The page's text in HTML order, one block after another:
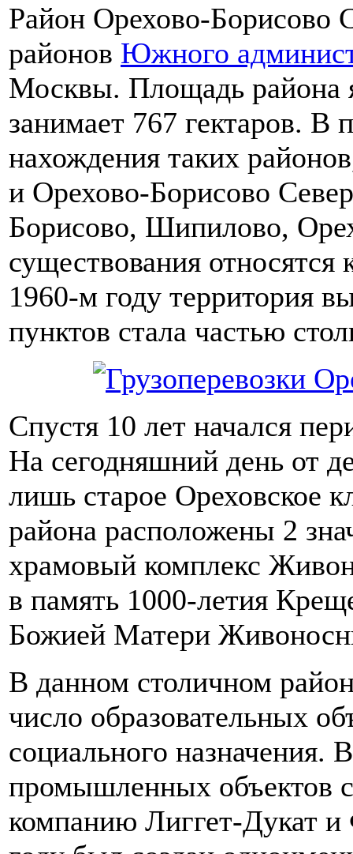
Район Орехово-Борисово
районов Южного
Москвы. Площадь района
занимает 767 гектаров.
нахождения таких
и Орехово-Борисово
Борисово, Шипилово,
существования
1960-м году территория
пунктов стала частью
Спустя 10 лет начался
На сегодняшний день от
лишь старое Ореховское
района расположены 2
храмовый комплекс
в память 1000-летия
Божией Матери
В данном столичном
число образовательных
социального
промышленных объектов
компанию Лиггет-